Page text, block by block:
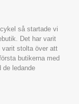
så startade vi
Det har varit
varit stolta över att
butikerna med
de ledande